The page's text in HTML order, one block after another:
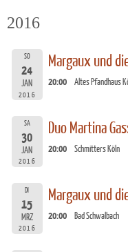
2016
SO
24
JAN
2016
Margaux und
20:00 Altes Pfandhaus
SA
30
JAN
2016
Duo Martina
20:00 Schmitters Köln
DI
15
MRZ
2016
Margaux und
20:00 Bad Schwalbach